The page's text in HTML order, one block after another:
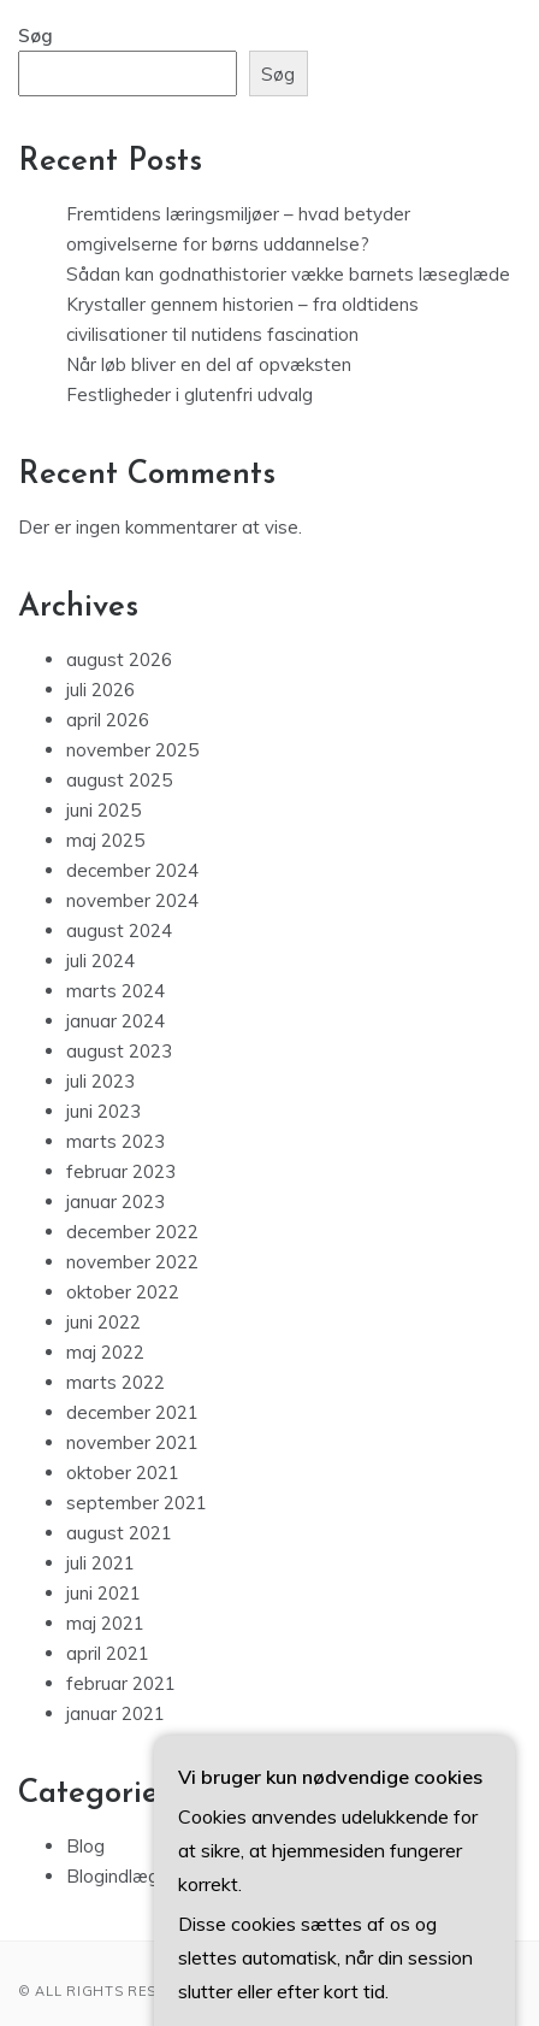
Søg
Søg
Recent Posts
Fremtidens læringsmiljøer – hvad betyder
omgivelserne for børns uddannelse?
Sådan kan godnathistorier vække barnets læseglæde
Krystaller gennem historien – fra oldtidens
civilisationer til nutidens fascination
Når løb bliver en del af opvæksten
Festligheder i glutenfri udvalg
Recent Comments
Der er ingen kommentarer at vise.
Archives
august 2026
juli 2026
april 2026
november 2025
august 2025
juni 2025
maj 2025
december 2024
november 2024
august 2024
juli 2024
marts 2024
januar 2024
august 2023
juli 2023
juni 2023
marts 2023
februar 2023
januar 2023
december 2022
november 2022
oktober 2022
juni 2022
maj 2022
marts 2022
december 2021
november 2021
oktober 2021
september 2021
august 2021
juli 2021
juni 2021
maj 2021
april 2021
februar 2021
januar 2021
Categories
Blog
Blogindlæg
© ALL RIGHTS RESERVED 2022
Vi bruger kun nødvendige cookies
Cookies anvendes udelukkende for
at sikre, at hjemmesiden fungerer
korrekt.
Disse cookies sættes af os og
slettes automatisk, når din session
slutter eller efter kort tid.